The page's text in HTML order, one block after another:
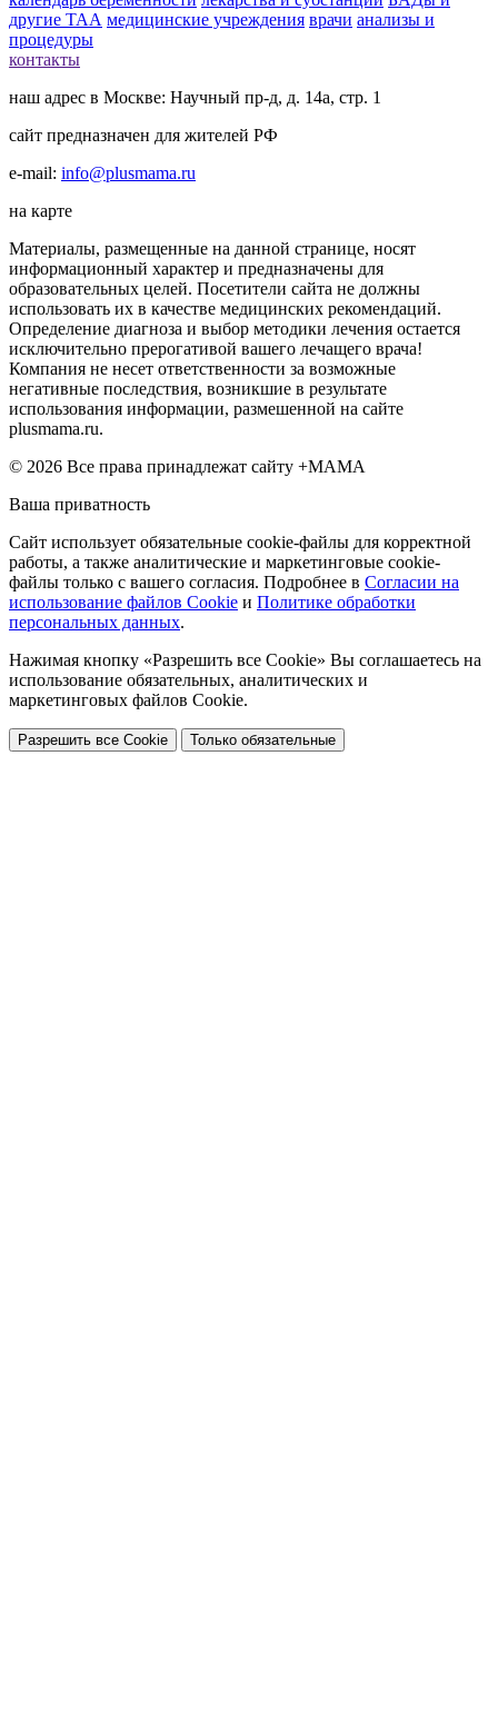
другие ТАА медицинские учреждения врачи анализы и
процедуры
контакты
наш адрес в Москве: Научный пр-д, д. 14а, стр. 1
сайт предназначен для жителей РФ
e-mail: info@plusmama.ru
на карте
Материалы, размещенные на данной странице, носят
информационный характер и предназначены для
образовательных целей. Посетители сайта не должны
использовать их в качестве медицинских рекомендаций.
Определение диагноза и выбор методики лечения остается
исключительно прерогативой вашего лечащего врача!
Компания не несет ответственности за возможные
негативные последствия, возникшие в результате
использования информации, размешенной на сайте
plusmama.ru.
© 2026 Все права принадлежат сайту +МАМА
Ваша приватность
Сайт использует обязательные cookie-файлы для корректной
работы, а также аналитические и маркетинговые cookie-
файлы только с вашего согласия. Подробнее в Согласии на
использование файлов Cookie и Политике обработки
персональных данных.
Нажимая кнопку «Разрешить все Cookie» Вы соглашаетесь на
использование обязательных, аналитических и
маркетинговых файлов Cookie.
Разрешить все Cookie Только обязательные